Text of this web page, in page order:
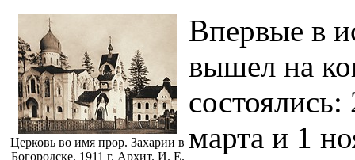
Церковь во имя прор. Захарии в
Богородске. 1911 г. Архит. И. Е.
Впервые в
вышел на
марта и 1